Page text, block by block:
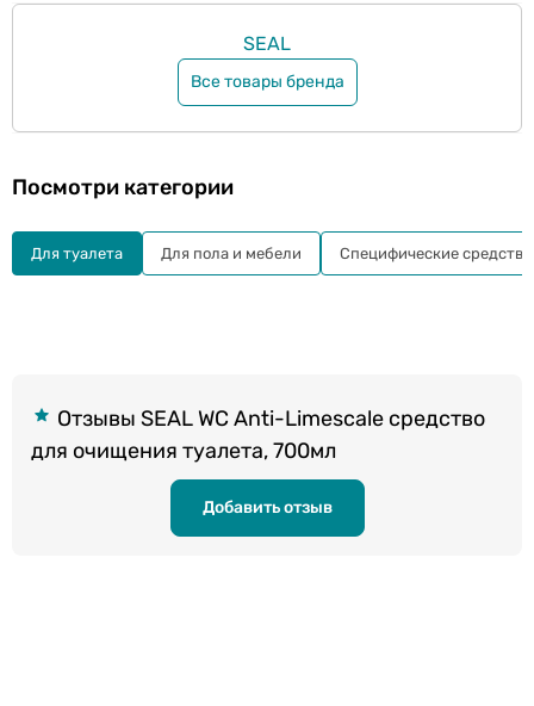
SEAL
Все товары бренда
Отзывы SEAL WC Anti-Limescale средство
для очищения туалета, 700мл
Добавить отзыв
Посмотри категории
Для туалета Для пола и мебели Специфические средства